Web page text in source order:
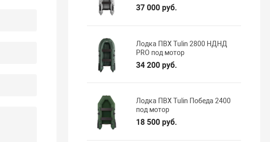
37 000 руб.
Лодка ПВХ Tulin 2800 НДНД
PRO под мотор
34 200 руб.
Лодка ПВХ Tulin Победа 2400
под мотор
18 500 руб.